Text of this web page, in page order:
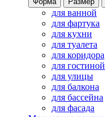
для ванной
для фартука
для кухни
для туалета
для коридора
для гостиной
для улицы
для балкона
для бассейна
для фасада